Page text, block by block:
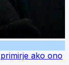
ako ono